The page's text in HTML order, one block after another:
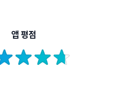
앱 평점